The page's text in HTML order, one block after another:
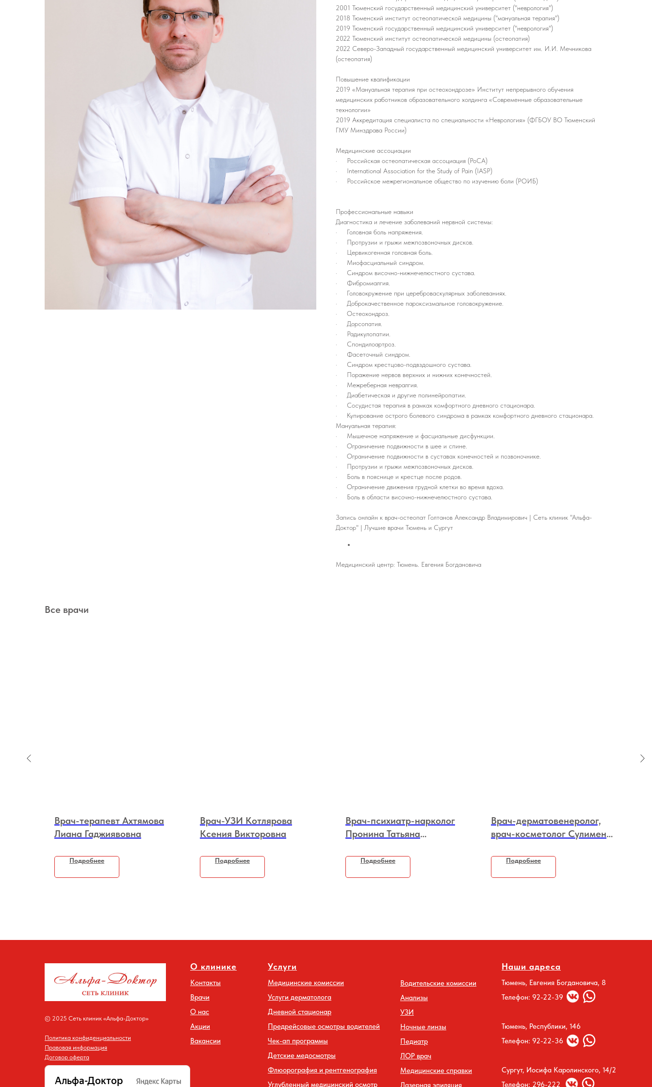
2001 Тюменский государственный медицинский университет ("неврология")
2018 Тюменский институт остеопатической медицины ("мануальная терапия")
2019 Тюменский государственный медицинский университет ("неврология")
2022 Тюменский институт остеопатической медицины (остеопатия)
2022 Северо-Западный государственный медицинский университет им. И.И. Мечникова
(остеопатия)
Повышение квалификации
2019 «Мануальная терапия при остеохондрозе» Институт непрерывного обучения
медицинских работников образовательного холдинга «Современные образовательные
технологии»
2019 Аккредитация специалиста по специальности «Неврология» (ФГБОУ ВО Тюменский
ГМУ Минздрава России)
Медицинские ассоциации
· Российская остеопатическая ассоциация (РоСА)
· International Association for the Study of Pain (IASP)
· Российское межрегиональное общество по изучению боли (РОИБ)
Профессиональные навыки
Диагностика и лечение заболеваний нервной системы:
· Головная боль напряжения.
· Протрузии и грыжи межпозвоночных дисков.
· Цервикогенная головная боль.
· Миофасциальный синдром.
· Синдром височно-нижнечелюстного сустава.
· Фибромиалгия.
· Головокружение при цереброваскулярных заболеваниях.
· Доброкачественное пароксизмальное головокружение.
· Остеохондроз.
· Дорсопатия.
· Радикулопатии.
· Спондилоартроз.
· Фасеточный синдром.
· Синдром крестцово-подвздошного сустава.
· Поражение нервов верхних и нижних конечностей.
· Межреберная невралгия.
· Диабетическая и другие полинейропатии.
· Сосудистая терапия в рамках комфортного дневного стационара.
· Купирование острого болевого синдрома в рамках комфортного дневного стационара.
Мануальная терапия:
· Мышечное напряжение и фасциальные дисфункции.
· Ограничение подвижности в шее и спине.
· Ограничение подвижности в суставах конечностей и позвоночнике.
· Протрузии и грыжи межпозвоночных дисков.
· Боль в пояснице и крестце после родов.
· Ограничение движения грудной клетки во время вдоха.
· Боль в области височно-нижнечелюстного сустава.
Запись онлайн к врач-остеопат Голтанов Александр Владимирович | Сеть клиник "Альфа-
Доктор" | Лучшие врачи Тюмень и Сургут
Медицинский центр: Тюмень. Евгения Богдановича
Все врачи
Врач-терапевт Ахтямова
Лиана Гаджиявовна
Подробнее
Врач-УЗИ Котлярова
Ксения Викторовна
Подробнее
Врач-психиатр-нарколог
Пронина Татьяна
Подробнее
Врач-дерматовенеролог,
врач-косметолог Сулименко
Подробнее
О клинике
Контакты
Врачи
О нас
Акции
Вакансии
Услуги
Медицинские комиссии
Услуги дерматолога
Дневной стационар
Предрейсовые осмотры водителей
Чек-ап программы
Детские медосмотры
Флюорография и рентгенография
Углубленный медицинский осмотр
Наши адреса
Тюмень, Евгения Богдановича, 8
Телефон: 92-22-39
Тюмень, Республики, 146
Телефон: 92-22-36
Сургут, Иосифа Каролинского, 14/2
Телефон: 296-222
© 2025 Сеть клиник «Альфа-Доктор»
Политика конфиденциальности
Правовая информация
Договор оферта
Водительские комиссии
Анализы
УЗИ
Ночные линзы
Педиатр
ЛОР врач
Медицинские справки
Лазерная эпиляция